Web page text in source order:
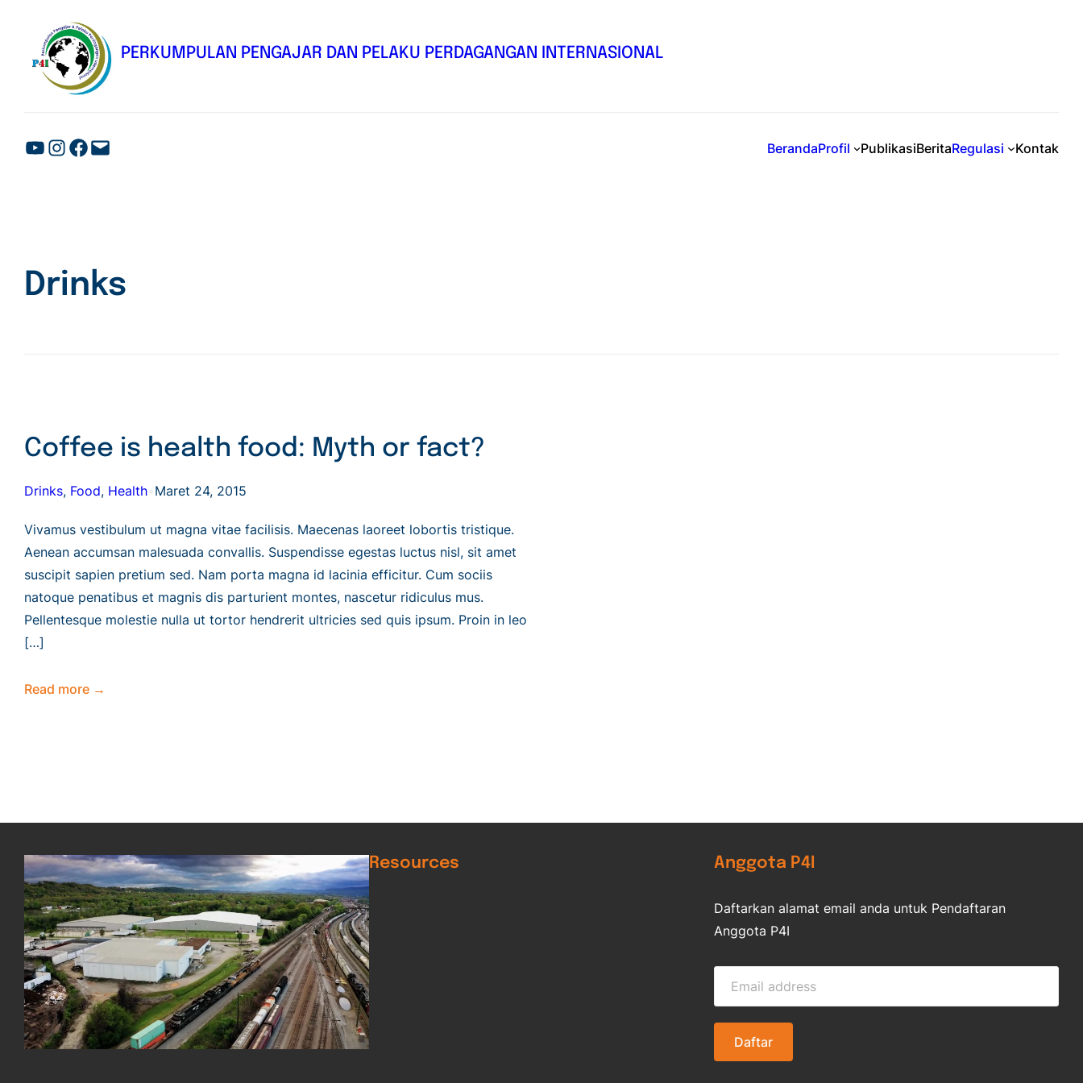
PERKUMPULAN PENGAJAR DAN PELAKU PERDAGANGAN INTERNASIONAL
BerandaProfil PublikasiBeritaRegulasi Kontak
Drinks
Coffee is health food: Myth or fact?
Drinks, Food, Health Maret 24, 2015
Vivamus vestibulum ut magna vitae facilisis. Maecenas laoreet lobortis tristique.
Aenean accumsan malesuada convallis. Suspendisse egestas luctus nisl, sit amet
suscipit sapien pretium sed. Nam porta magna id lacinia efficitur. Cum sociis
natoque penatibus et magnis dis parturient montes, nascetur ridiculus mus.
Pellentesque molestie nulla ut tortor hendrerit ultricies sed quis ipsum. Proin in leo
[…]
Read more →
Resources Anggota P4I
Daftarkan alamat email anda untuk Pendaftaran
Anggota P4I